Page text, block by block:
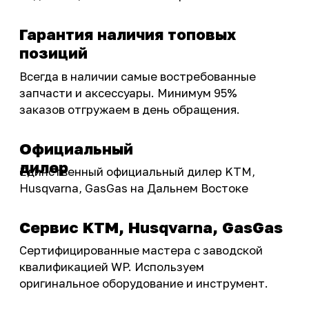
OSSPORT.RU
Интернет-магазин с реальными
эксклюзивными акциями для тех, кто с нами!
Следите за обновлениями в нашем профиле:
Шины и диски
Защита мотоцикла
Экипировка и одежда
Масла и химия
Новинки
КАТАЛОГ